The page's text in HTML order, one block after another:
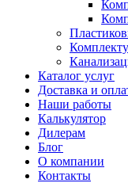
Каталог услуг
Доставка и
Наши работы
Калькулятор
Дилерам
Блог
О компании
Контакты